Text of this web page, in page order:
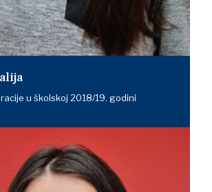
u školskoj 2018/19. godini